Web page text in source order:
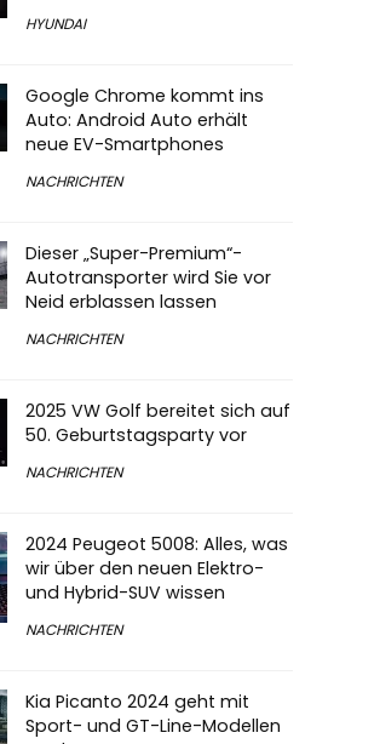
HYUNDAI
Google Chrome kommt ins
Auto: Android Auto erhält
neue EV-Smartphones
NACHRICHTEN
Dieser „Super-Premium“-
Autotransporter wird Sie vor
Neid erblassen lassen
NACHRICHTEN
2025 VW Golf bereitet sich auf
50. Geburtstagsparty vor
NACHRICHTEN
2024 Peugeot 5008: Alles, was
wir über den neuen Elektro-
und Hybrid-SUV wissen
NACHRICHTEN
Kia Picanto 2024 geht mit
Sport- und GT-Line-Modellen